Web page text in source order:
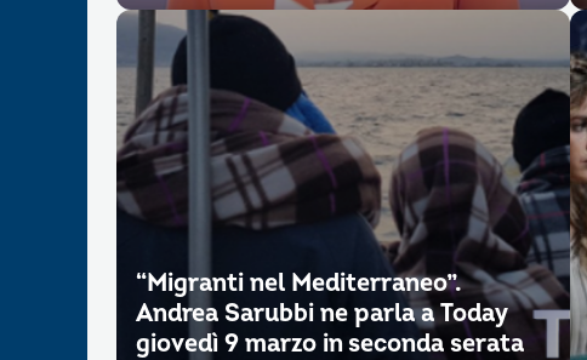
“Migranti nel Mediterraneo”.
Andrea Sarubbi ne parla a Today
giovedì 9 marzo in seconda serata